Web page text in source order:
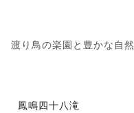
渡り鳥の楽園と豊かな自然
鳳鳴四十八滝